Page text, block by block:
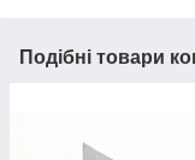
Подібні товари